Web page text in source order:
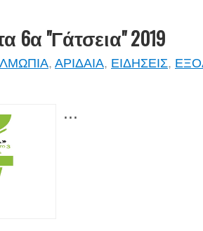
6α "Γάτσεια" 2019
, ΑΡΙΔΑΙΑ, ΕΙΔΗΣΕΙΣ,
...